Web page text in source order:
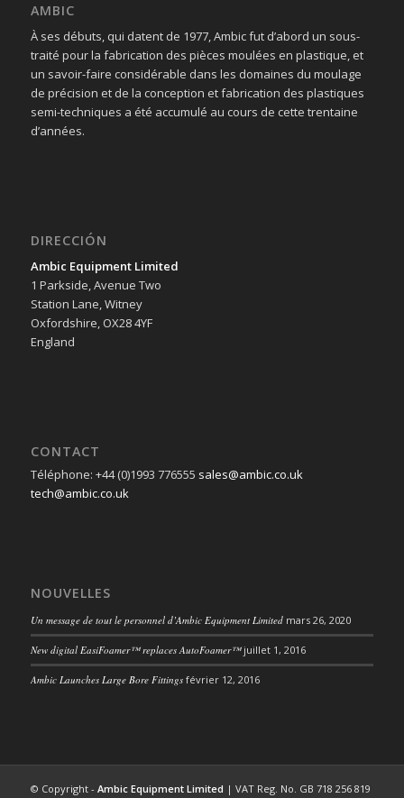
AMBIC
À ses débuts, qui datent de 1977, Ambic fut d’abord un sous-
traité pour la fabrication des pièces moulées en plastique, et
un savoir-faire considérable dans les domaines du moulage
de précision et de la conception et fabrication des plastiques
semi-techniques a été accumulé au cours de cette trentaine
d’années.
DIRECCIÓN
Ambic Equipment Limited
1 Parkside, Avenue Two
Station Lane, Witney
Oxfordshire, OX28 4YF
England
CONTACT
Téléphone: +44 (0)1993 776555 sales@ambic.co.uk
tech@ambic.co.uk
NOUVELLES
Un message de tout le personnel d’Ambic Equipment Limited mars 26, 2020
New digital EasiFoamer™ replaces AutoFoamer™ juillet 1, 2016
Ambic Launches Large Bore Fittings février 12, 2016
© Copyright - Ambic Equipment Limited | VAT Reg. No. GB 718 256 819